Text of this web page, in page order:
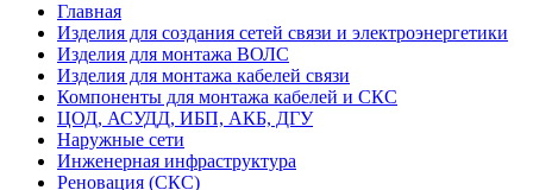
Главная
Изделия для создания сетей связи и электроэнергетики
Изделия для монтажа ВОЛС
Изделия для монтажа кабелей связи
Компоненты для монтажа кабелей и СКС
ЦОД, АСУДД, ИБП, АКБ, ДГУ
Наружные сети
Инженерная инфраструктура
Реновация (СКС)